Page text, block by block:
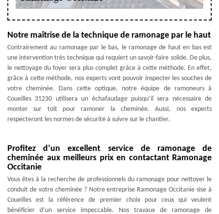
Notre maîtrise de la technique de ramonage par le haut
Contrairement au ramonage par le bas, le ramonage de haut en bas est
une intervention très technique qui requiert un savoir-faire solide. De plus,
le nettoyage du foyer sera plus complet grâce à cette méthode. En effet,
grâce à cette méthode, nos experts vont pouvoir inspecter les souches de
votre cheminée. Dans cette optique, notre équipe de ramoneurs à
Coueilles 31230 utilisera un échafaudage puisqu’il sera nécessaire de
monter sur toit pour ramoner la cheminée. Aussi, nos experts
respecteront les normes de sécurité à suivre sur le chantier.
Profitez d’un excellent service de ramonage de
cheminée aux meilleurs prix en contactant Ramonage
Occitanie
Vous êtes à la recherche de professionnels du ramonage pour nettoyer le
conduit de votre cheminée ? Notre entreprise Ramonage Occitanie sise à
Coueilles est la référence de premier choix pour ceux qui veulent
bénéficier d’un service impeccable. Nos travaux de ramonage de